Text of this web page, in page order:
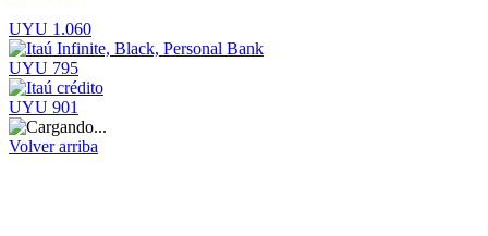
UYU 1.060
UYU 795
UYU 901
Volver arriba